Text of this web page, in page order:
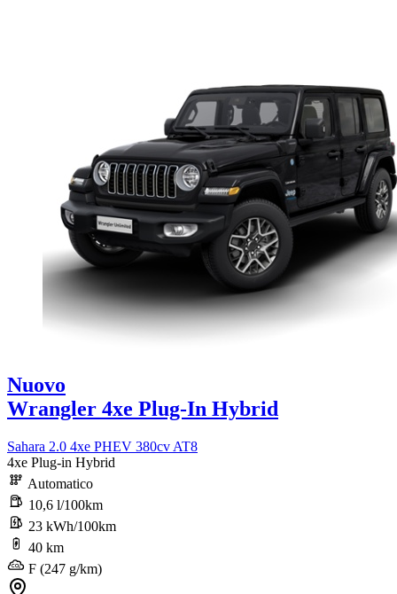
Nuovo
Wrangler 4xe Plug-In Hybrid
Sahara 2.0 4xe PHEV 380cv AT8
4xe Plug-in Hybrid
Automatico
10,6 l/100km
23 kWh/100km
40 km
F (247 g/km)